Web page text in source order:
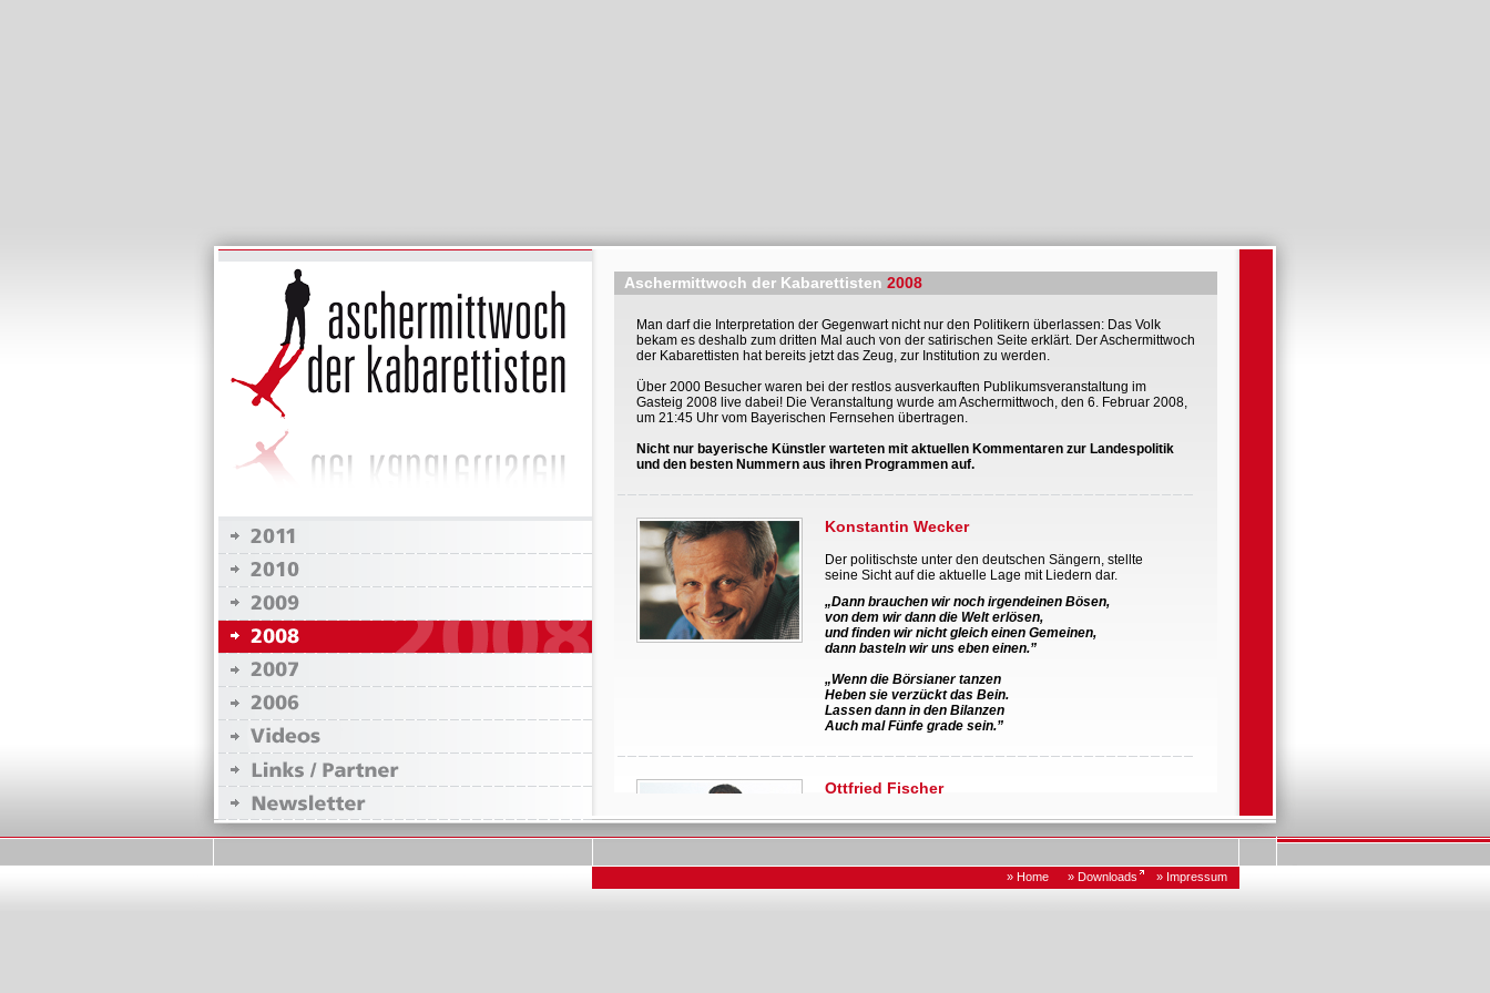
Aschermittwoch der Kabarettisten 2008
Man darf die Interpretation der Gegenwart nicht nur den Politikern überlassen: Das Volk
bekam es deshalb zum dritten Mal auch von der satirischen Seite erklärt. Der Aschermittwoch
der Kabarettisten hat bereits jetzt das Zeug, zur Institution zu werden.
Über 2000 Besucher waren bei der restlos ausverkauften Publikumsveranstaltung im
Gasteig 2008 live dabei! Die Veranstaltung wurde am Aschermittwoch, den 6. Februar 2008,
um 21:45 Uhr vom Bayerischen Fernsehen übertragen.
Nicht nur bayerische Künstler warteten mit aktuellen Kommentaren zur Landespolitik
und den besten Nummern aus ihren Programmen auf.
Konstantin Wecker
Der politischste unter den deutschen Sängern, stellte
seine Sicht auf die aktuelle Lage mit Liedern dar.
„Dann brauchen wir noch irgendeinen Bösen,
von dem wir dann die Welt erlösen,
und finden wir nicht gleich einen Gemeinen,
dann basteln wir uns eben einen.”
„Wenn die Börsianer tanzen
Heben sie verzückt das Bein.
Lassen dann in den Bilanzen
Auch mal Fünfe grade sein.”
Ottfried Fischer
Brachte Einblicke in sein neues Kabarettsolo (Premiere
Juni 2008)
„Unser Einparteiensystem ist nicht die Diktatur des
Proletariats, nein, das ist die Macht der Gewohnheit.”
» Home » Downloads » Impressum